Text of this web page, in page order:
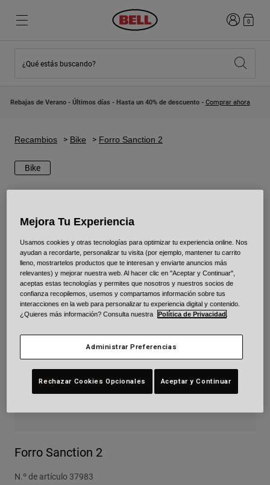
Novedades
Cascos Motocross Niño
Explora Moto
Abiertos / Jet
Motocross
Adventure
Recambios
Ver todo
Novedades
Lifestyle
Integrales
Carretera y Gravel
Urban
BMX
Recambios
Iniciar0
¿Qué estás buscando?
Rebajas de Verano - Últimos días - Hasta un 40% de descuento - Comprar ahora
Recambios Bike Forro Sanction 2
Bike
Forro Sanction 2
N.º de artículo 37983
Mejora Tu Experiencia
Usamos cookies y otras tecnologías para optimizar tu experiencia online. Nos
ayudan a recordarte, personalizar tu visita (por ejemplo, mantener tu carrito
lleno, mostrartelos productos que te interesan y enviarte anuncios más
relevantes) y mejorar nuestra web. Al hacer clic en "Aceptar y Continuar",
aceptas estas tecnologías y permites que nosotros y nuestros socios de
confianza recopilemos, usemos y compartamos información sobre tus
interacciones en la web para personalizar tu experiencia digital y contenido.
¿Quieres más información? Consulta nuestra
Política de Privacidad
Administrar Preferencias
Rechazar Cookies Opcionales Aceptar y Continuar